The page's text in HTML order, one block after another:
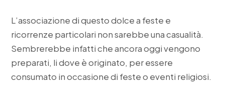
L’associazione di questo dolce a feste e
ricorrenze particolari non sarebbe una casualità.
Sembrerebbe infatti che ancora oggi vengono
preparati, li dove è originato, per essere
consumato in occasione di feste o eventi religiosi.